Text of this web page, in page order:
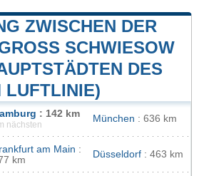
ZWISCHEN DER
SCHWIESOW U
DES L
: 142 km
nächsten
München : 636 km
am Main :
km
Düsseldorf : 463 km